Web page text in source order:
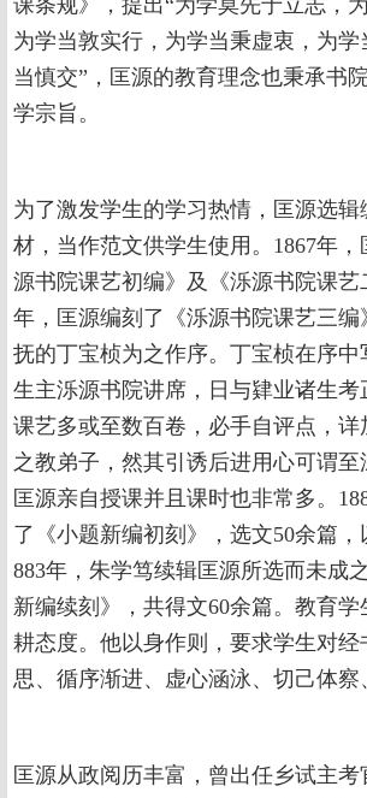
课条规》，提出“为学莫先于立志，
为学当敦实行，为学当秉虚衷，为学
当慎交”，匡源的教育理念也秉承书
学宗旨。
为了激发学生的学习热情，匡源选辑
材，当作范文供学生使用。1867年
源书院课艺初编》及《泺源书院课艺
年，匡源编刻了《泺源书院课艺三编
抚的丁宝桢为之作序。丁宝桢在序中
生主泺源书院讲席，日与肄业诸生
课艺多或至数百卷，必手自评点，详
之教弟子，然其引诱后进用心可谓至
匡源亲自授课并且课时也非常多。
了《小题新编初刻》，选文50余篇，
883年，朱学笃续辑匡源所选而未成
新编续刻》，共得文60余篇。教育
耕态度。他以身作则，要求学生对经
思、循序渐进、虚心涵泳、切己体察
匡源从政阅历丰富，曾出任乡试主